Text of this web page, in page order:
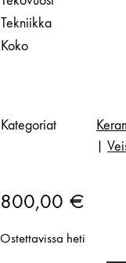
Tekniikka
Koko
Kategoriat
800,00 €
Ostettavissa heti